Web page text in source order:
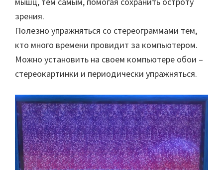
зрения.
Полезно упражняться со стереограммами тем,
кто много времени провидит за компьютером.
Можно установить на своем компьютере обои –
стереокартинки и периодически упражняться.